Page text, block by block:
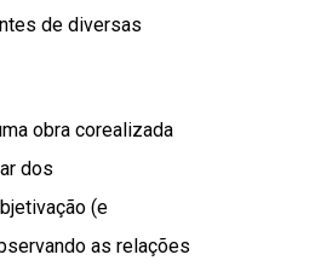
de diversas
obra corealizada
dos
(e
as relações